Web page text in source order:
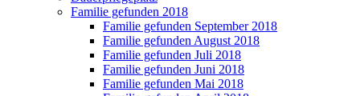
Familie gefunden 2018
Familie gefunden September 2018
Familie gefunden August 2018
Familie gefunden Juli 2018
Familie gefunden Juni 2018
Familie gefunden Mai 2018